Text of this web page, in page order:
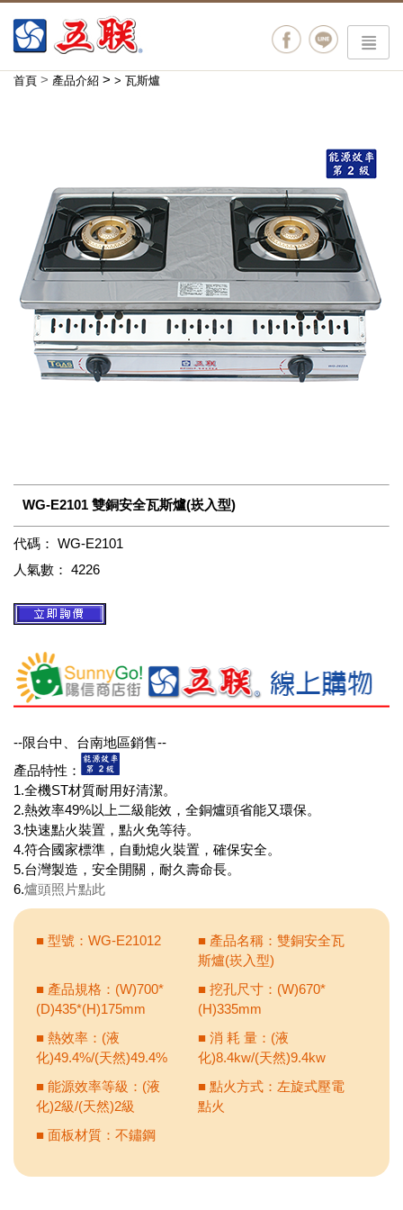
menu
首頁 > 產品介紹 > > 瓦斯爐
WG-E2101 雙銅安全瓦斯爐(崁入型)
代碼： WG-E2101
人氣數： 4226
--限台中、台南地區銷售--
產品特性：
1.全機ST材質耐用好清潔。
2.熱效率49%以上二級能效，全銅爐頭省能又環保。
3.快速點火裝置，點火免等待。
4.符合國家標準，自動熄火裝置，確保安全。
5.台灣製造，安全開關，耐久壽命長。
6.爐頭照片點此
■ 型號：WG-E21012
■ 產品名稱：雙銅安全瓦
斯爐(崁入型)
■ 產品規格：(W)700*
(D)435*(H)175mm
■ 挖孔尺寸：(W)670*
(H)335mm
■ 熱效率：(液
化)49.4%/(天然)49.4%
■ 消 耗 量：(液
化)8.4kw/(天然)9.4kw
■ 能源效率等級：(液
化)2級/(天然)2級
■ 點火方式：左旋式壓電
點火
■ 面板材質：不鏽鋼